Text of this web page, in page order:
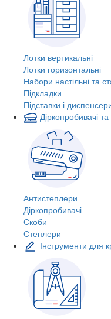
Лотки вертикальні
Лотки горизонтальні
Набори настільні та
Підкладки
Підставки і
Діркопробивачі
Антистеплери
Діркопробивачі
Скоби
Степлери
Інструменти для